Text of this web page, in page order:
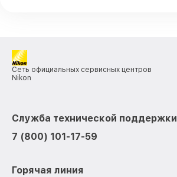
Сеть официальных сервисных центров
Nikon
Служба технической поддержки
7 (800) 101-17-59
Горячая линия